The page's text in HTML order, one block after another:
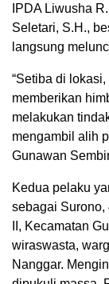
IPDA Liwusha
Seletari, S.H.,
langsung
“Setiba di
memberikan
melakukan
mengambil alih
Gunawan
Kedua pelaku
sebagai Surono,
II, Kecamatan
wiraswasta,
Nanggar.